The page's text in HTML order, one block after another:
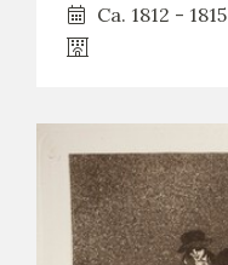
Ca. 1812 - 1815